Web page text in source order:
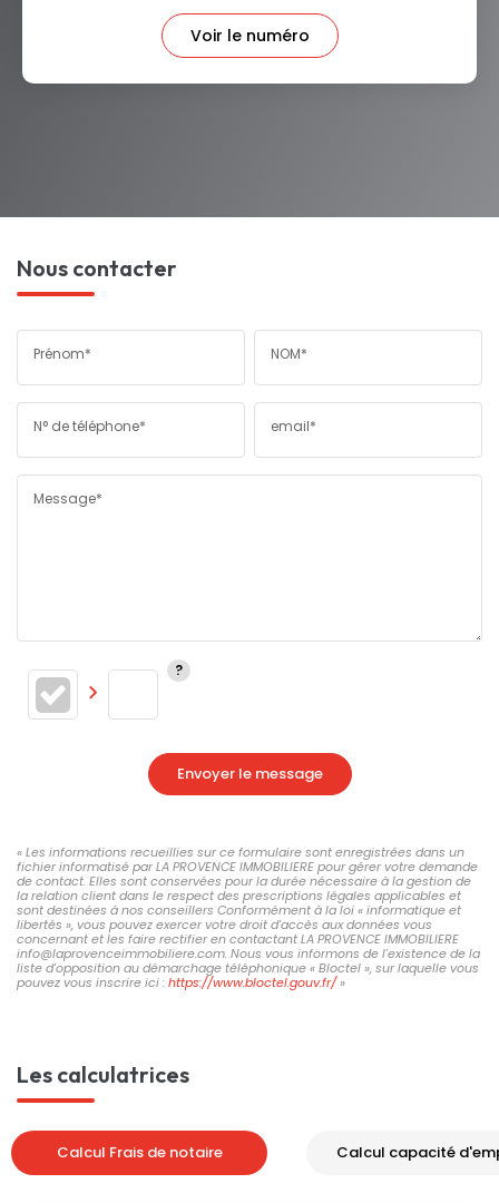
Voir le numéro
Nous contacter
Prénom* NOM*
N° de téléphone* email*
Message*
Envoyer le message
« Les informations recueillies sur ce formulaire sont enregistrées dans un
fichier informatisé par LA PROVENCE IMMOBILIERE pour gérer votre demande
de contact. Elles sont conservées pour la durée nécessaire à la gestion de
la relation client dans le respect des prescriptions légales applicables et
sont destinées à nos conseillers Conformément à la loi « informatique et
libertés », vous pouvez exercer votre droit d'accès aux données vous
concernant et les faire rectifier en contactant LA PROVENCE IMMOBILIERE
info@laprovenceimmobiliere.com. Nous vous informons de l'existence de la
liste d'opposition au démarchage téléphonique « Bloctel », sur laquelle vous
pouvez vous inscrire ici : https://www.bloctel.gouv.fr/»
Les calculatrices
Calcul Frais de notaire Calcul capacité